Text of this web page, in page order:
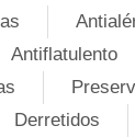
Antiflatulento
Derretidos